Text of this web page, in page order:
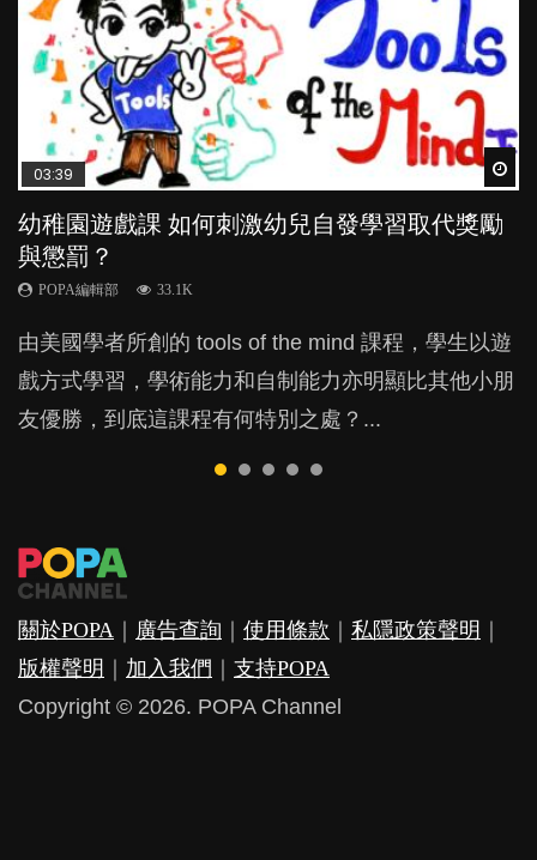
03:39
幼稚園遊戲課 如何刺激幼兒自發學習取代獎勵
與懲罰？
POPA編輯部 33.1K
由美國學者所創的 tools of the mind 課程，學生以遊
戲方式學習，學術能力和自制能力亦明顯比其他小朋
友優勝，到底這課程有何特別之處？...
04:59
幼兒playgroup真係玩耍中學習？研究指BB 15個
月大前上堂不見效果
POPA編輯部 47.1K
現今小朋友的起跑線，愈推愈前。雖然政府並無官方
的統計數字，但粗略估算，香港至少有六、七百家早
期教育中心，但孩子是否愈早上Playgroup愈好？...
03:02
老公患產後憂鬱症對BB的影響
POPA編輯部
鬱，影響日常生活，嚴重的甚至會有自殺，或傷害小
朋友的念頭。但為何爸爸患上產後抑鬱往往難以察
覺？...
04:18
凡事以BB為中心，就係好爸媽？｜別忽視父母
的身心虛耗
POPA編輯部 31.5K
父母日夜無間、身心俱疲地照顧BB，如何做到正向
教養？部份父母更會為了小朋友放棄自己的嗜好、減
少出席朋友聚會等等，你以為會換來美好的親子關
係，有助小朋友成長，但原來父母身心虛耗對孩子的
04:06
全職好？在職好？｜全職媽媽與在職媽媽的壓
力與價值
POPA編輯部 25.8K
許多媽媽心底可能都有一刻掙扎過：究竟全職好，還
是在職好。雖說每個家庭都有自己的獨特狀況和考慮
因素，但原來全職和在職媽媽所養育的子女其實都各
關於POPA ｜ 廣告查詢 ｜ 使用條款 ｜ 私隱政策聲明 ｜
版權聲明 ｜ 加入我們 ｜ 支持POPA
Copyright © 2026. POPA Channel